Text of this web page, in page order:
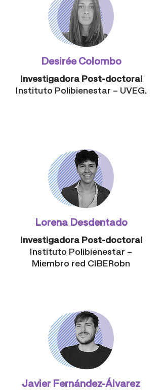
Desirée Colombo
Investigadora Post-doctoral
Instituto Polibienestar – UVEG.
Lorena Desdentado
Investigadora Post-doctoral
Instituto Polibienestar –
Miembro red CIBERobn
Javier Fernández-Álvarez